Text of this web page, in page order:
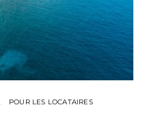
POUR LES LOCATAIRES